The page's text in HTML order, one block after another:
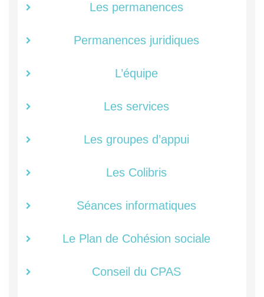
Les permanences
Permanences juridiques
L’équipe
Les services
Les groupes d’appui
Les Colibris
Séances informatiques
Le Plan de Cohésion sociale
Conseil du CPAS